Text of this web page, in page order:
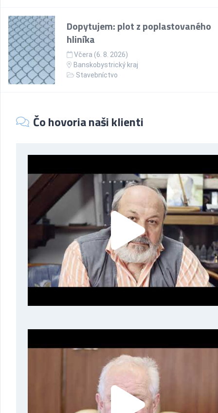
Dopytujem: plot z poplastovaného
hliníka
Včera (6. 8. 2026)
Banskobystrický kraj
Stavebníctvo
Čo hovoria naši klienti